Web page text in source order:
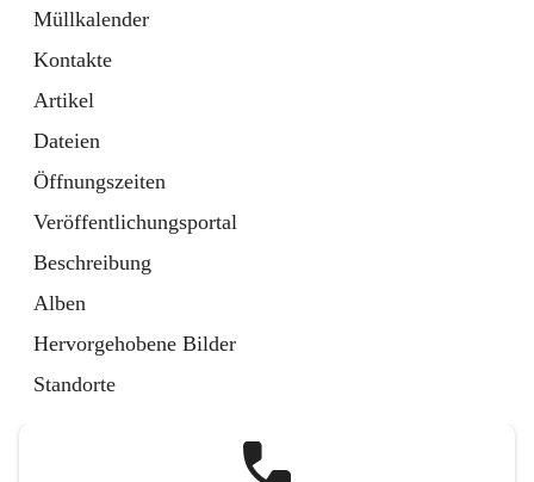
Müllkalender
Kontakte
Artikel
Dateien
Öffnungszeiten
Veröffentlichungsportal
Beschreibung
Alben
Hervorgehobene Bilder
Standorte
Tab
Formulare
Artikel
öffnet
in
neuem
Tab